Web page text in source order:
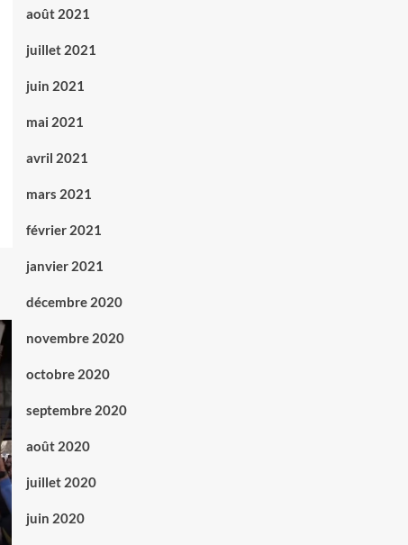
août 2021
juillet 2021
juin 2021
mai 2021
avril 2021
mars 2021
février 2021
janvier 2021
décembre 2020
novembre 2020
octobre 2020
septembre 2020
août 2020
juillet 2020
juin 2020